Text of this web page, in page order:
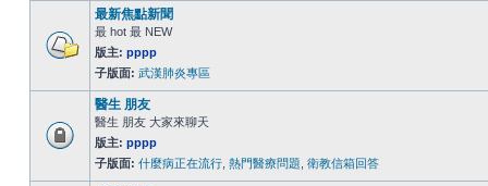
最新焦點新聞
最 hot 最 NEW
版主: pppp
子版面: 武漢肺炎專區
醫生 朋友
醫生 朋友 大家來聊天
版主: pppp
子版面: 什麼病正在流行 熱門醫療問題 衛教信箱回答